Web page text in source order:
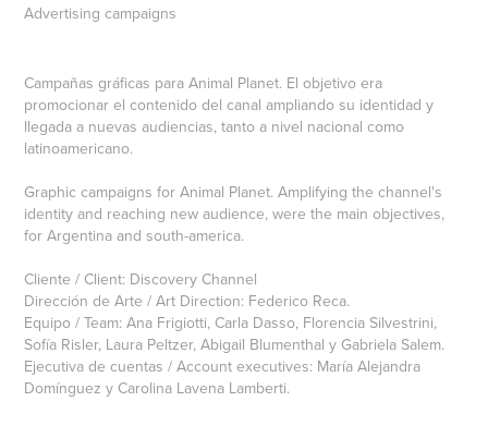
Advertising campaigns
Campañas gráficas para Animal Planet. El objetivo era
promocionar el contenido del canal ampliando su identidad y
llegada a nuevas audiencias, tanto a nivel nacional como
latinoamericano.
Graphic campaigns for Animal Planet. Amplifying the channel's
identity and reaching new audience, were the main objectives,
for Argentina and south-america.
Cliente / Client: Discovery Channel
Dirección de Arte / Art Direction: Federico Reca.
Equipo / Team: Ana Frigiotti, Carla Dasso, Florencia Silvestrini,
Sofía Risler, Laura Peltzer, Abigail Blumenthal y Gabriela Salem.
Ejecutiva de cuentas / Account executives: María Alejandra
Domínguez y Carolina Lavena Lamberti.